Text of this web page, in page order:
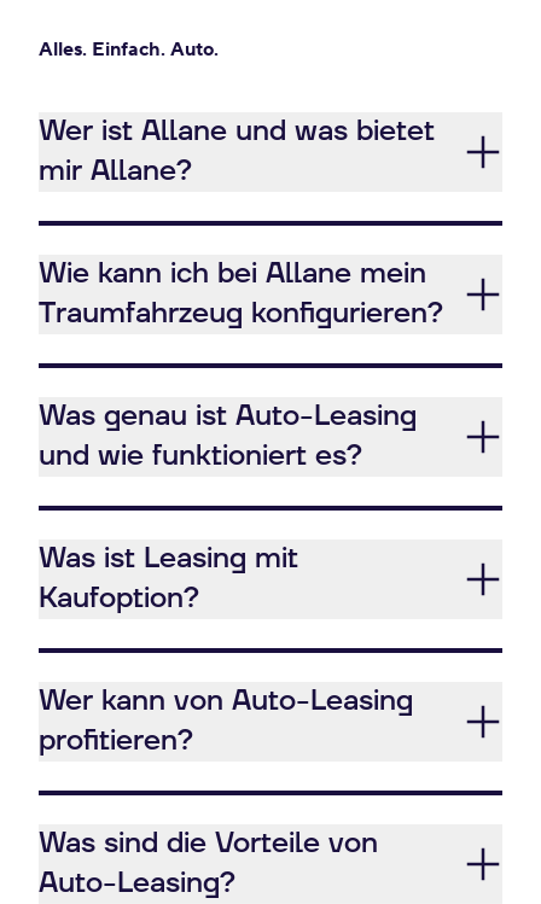
Alles. Einfach. Auto.
Wer ist Allane und was bietet
mir Allane?
Wie kann ich bei Allane mein
Traumfahrzeug konfigurieren?
Was genau ist Auto-Leasing
und wie funktioniert es?
Was ist Leasing mit
Kaufoption?
Wer kann von Auto-Leasing
profitieren?
Was sind die Vorteile von
Auto-Leasing?